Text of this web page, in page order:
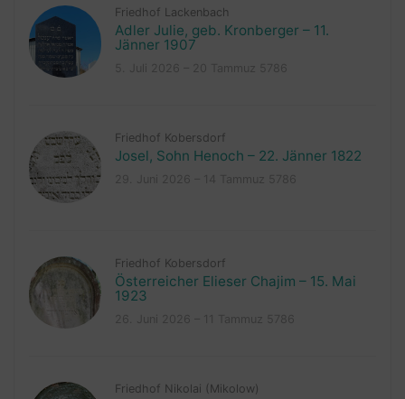
Friedhof Lackenbach
Adler Julie, geb. Kronberger – 11.
Jänner 1907
Friedhof Kobersdorf
Josel, Sohn Henoch – 22. Jänner 1822
Friedhof Kobersdorf
Österreicher Elieser Chajim – 15. Mai
1923
Friedhof Nikolai (Mikolow)